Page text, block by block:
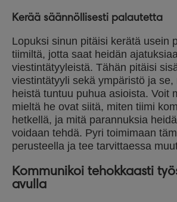
Kerää säännöllisesti palautetta
Lopuksi sinun pitäisi kerätä usein
tiimiltä, jotta saat heidän
viestintätyyleistä. Tähän pitäisi
viestintätyyli sekä ympäristö ja se,
heistä tuntuu puhua asioista. Voit
mieltä he ovat siitä, miten tiimi
hetkellä, ja mitä parannuksia
voidaan tehdä. Pyri toimimaan
perusteella ja tee tarvittaessa
Kommunikoi tehokkaasti
avulla